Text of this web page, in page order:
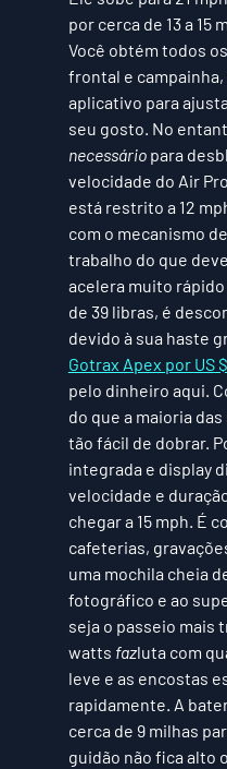
por cerca de 13 a 15
Você obtém todos
frontal e
aplicativo para
seu gosto. No
necessário para
velocidade do Air
está restrito a 12
com o mecanismo
trabalho do que
acelera muito
de 39 libras, é
devido à sua haste
Gotrax Apex por US
pelo dinheiro aqui.
do que a maioria
tão fácil de dobrar.
integrada e display
velocidade e
chegar a 15 mph. É
cafeterias,
uma mochila cheia
fotográfico e ao
seja o passeio mais
watts fazluta com
leve e as encostas
rapidamente. A
cerca de 9 milhas
guidão não fica alto